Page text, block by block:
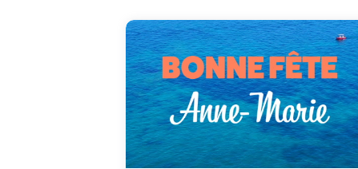
Une carte vidéo unique pour célébrer Anne-